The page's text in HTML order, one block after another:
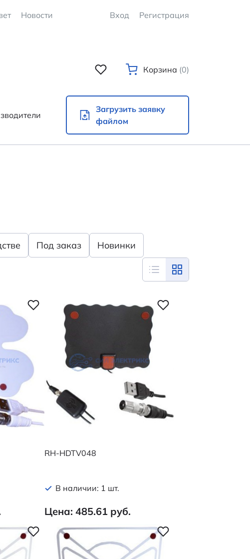
Новости Вход Регистрация
Корзина (0)
Загрузить заявку
файлом
Под заказ Новинки
RH-HDTV048
В наличии: 1 шт.
Цена: 485.61 руб.